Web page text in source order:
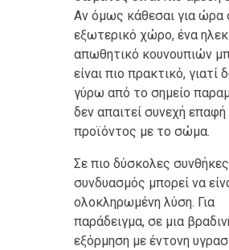
Αν όμως κάθεσαι για ώρα
εξωτερικό χώρο, ένα
απωθητικό κουνουπιών
είναι πιο πρακτικό, γιατί
γύρω από το σημείο
δεν απαιτεί συνεχή επαφή
προϊόντος με το σώμα.
Σε πιο δύσκολες
συνδυασμός μπορεί να
ολοκληρωμένη λύση. Για
παράδειγμα, σε μια
εξόρμηση με έντονη